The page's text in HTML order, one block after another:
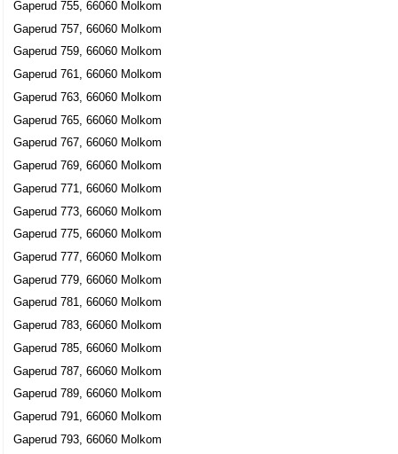
Gaperud 755, 66060 Molkom
Gaperud 757, 66060 Molkom
Gaperud 759, 66060 Molkom
Gaperud 761, 66060 Molkom
Gaperud 763, 66060 Molkom
Gaperud 765, 66060 Molkom
Gaperud 767, 66060 Molkom
Gaperud 769, 66060 Molkom
Gaperud 771, 66060 Molkom
Gaperud 773, 66060 Molkom
Gaperud 775, 66060 Molkom
Gaperud 777, 66060 Molkom
Gaperud 779, 66060 Molkom
Gaperud 781, 66060 Molkom
Gaperud 783, 66060 Molkom
Gaperud 785, 66060 Molkom
Gaperud 787, 66060 Molkom
Gaperud 789, 66060 Molkom
Gaperud 791, 66060 Molkom
Gaperud 793, 66060 Molkom